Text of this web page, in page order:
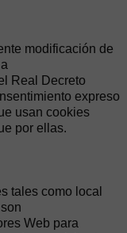
modificación de
Real Decreto
expreso
usan cookies
por ellas.
tales como local
Web para